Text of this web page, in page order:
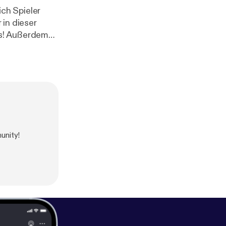
in dieser